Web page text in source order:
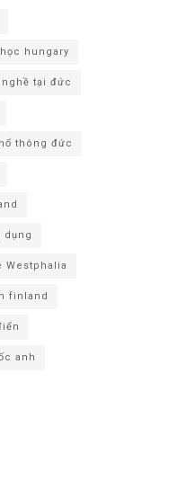
hungary
tại đức
thông đức
dụng
Westphalia
finland
anh